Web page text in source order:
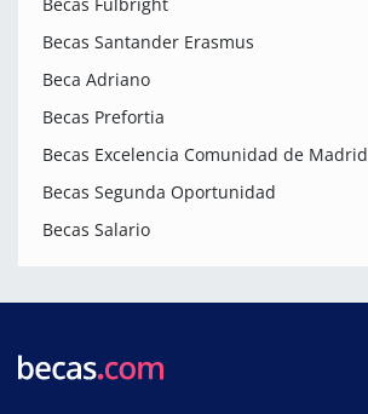
Becas Santander Erasmus
Beca Adriano
Becas Prefortia
Becas Excelencia Comunidad de Madrid
Becas Segunda Oportunidad
Becas Salario